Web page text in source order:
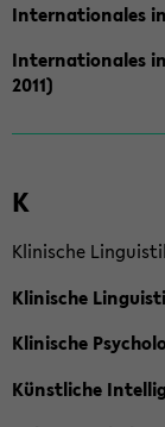
Internationales
Internationales
2011)
K
Klinische
Klinische
Klinische
Künstliche